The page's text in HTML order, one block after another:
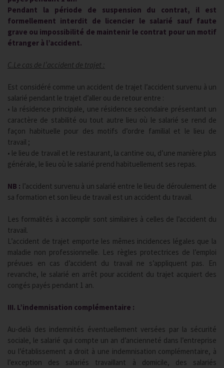
Pendant la période de suspension du contrat, il est
formellement interdit de licencier le salarié sauf faute
grave ou impossibilité de maintenir le contrat pour un motif
étranger à l’accident.
C.Le cas de l’accident de trajet :
Est considéré comme un accident de trajet l’accident survenu à un
salarié pendant le trajet d’aller ou de retour entre :
• la résidence principale, une résidence secondaire présentant un
caractère de stabilité ou tout autre lieu où le salarié se rend de
façon habituelle pour des motifs d’ordre familial et le lieu de
travail ;
• le lieu de travail et le restaurant, la cantine ou, d’une manière plus
générale, le lieu où le salarié prend habituellement ses repas.
NB : l’accident survenu à un salarié entre le lieu de déroulement de
sa formation et son lieu de travail est un accident du travail.
Les formalités à accomplir sont similaires à celles de l’accident du
travail.
L’accident de trajet emporte les mêmes incidences légales que la
maladie non professionnelle. Les règles protectrices de l’emploi
prévues en cas d’accident du travail ne s’appliquent pas. En
revanche, le salarié en arrêt pour accident du trajet acquiert des
congés payés pendant 1 an.
III. L’indemnisation complémentaire :
Au-delà des indemnités éventuellement versées par la sécurité
sociale, le salarié qui compte un an d’ancienneté dans l’entreprise
ou l’établissement a droit à une indemnisation complémentaire, à
l’exception des salariés travaillant à domicile, des salariés